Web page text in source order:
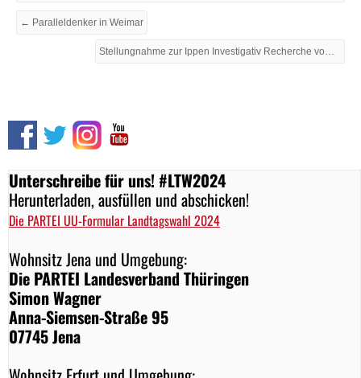
Unterschreibe für uns! #LTW2024
Herunterladen, ausfüllen und abschicken!
Die PARTEI UU-Formular Landtagswahl 2024
Wohnsitz Jena und Umgebung:
Die PARTEI Landesverband Thüringen
Simon Wagner
Anna-Siemsen-Straße 95
07745 Jena
← Paralleldenker in Weimar